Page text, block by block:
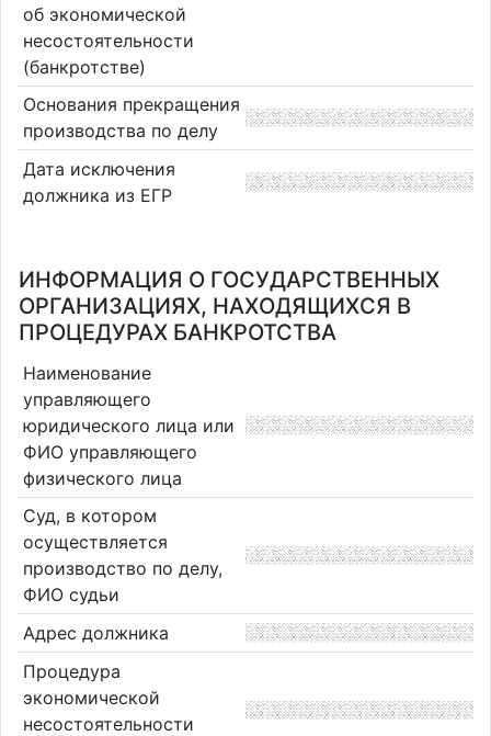
об экономической
несостоятельности
(банкротстве)
Основания прекращения
производства по делу
Дата исключения
должника из ЕГР
ИНФОРМАЦИЯ О ГОСУДАРСТВЕННЫХ
ОРГАНИЗАЦИЯХ, НАХОДЯЩИХСЯ В
ПРОЦЕДУРАХ БАНКРОТСТВА
Наименование
управляющего
юридического лица или
ФИО управляющего
физического лица
Суд, в котором
осуществляется
производство по делу,
ФИО судьи
Адрес должника
Процедура
экономической
несостоятельности